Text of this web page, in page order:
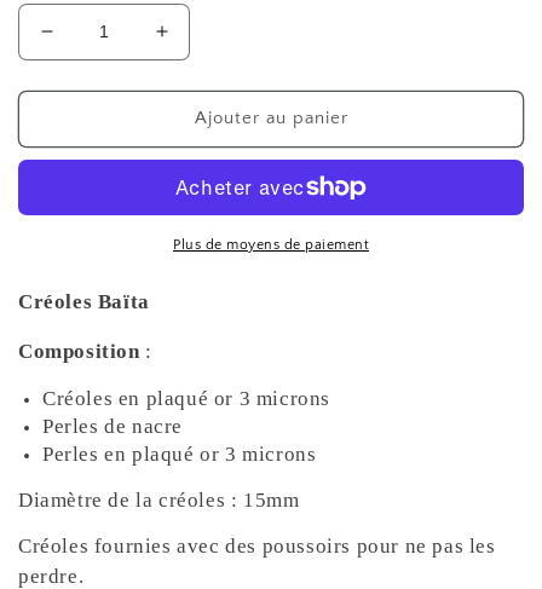
Réduire
la
quantité
Créoles
Augmenter
la
quantité
Créoles
Ajouter au panier
Plus de moyens de paiement
Créoles Baïta
Composition :
Créoles en plaqué or 3 microns
Perles de nacre
Perles en plaqué or 3 microns
Diamètre de la créoles : 15mm
Créoles fournies avec des poussoirs pour ne pas les
perdre.